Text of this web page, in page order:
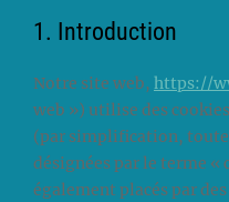
1. Introduction
Notre site web, https://
web ») utilise des
(par simplification,
désignées par le terme «
également placés par